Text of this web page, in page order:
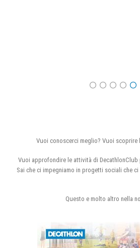
Vuoi conoscerci meglio? Vuoi scoprire
Vuoi approfondire le attività di
Sai che ci impegniamo in progetti sociali che
Questo e molto altro nella